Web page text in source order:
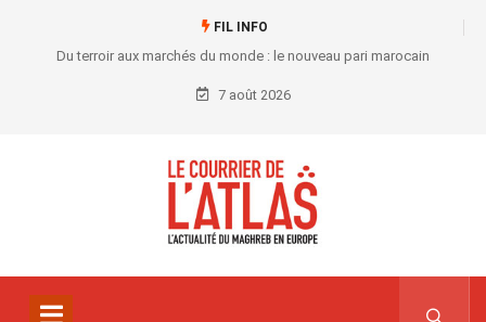
FIL INFO
Du terroir aux marchés du monde : le nouveau pari marocain
7 août 2026